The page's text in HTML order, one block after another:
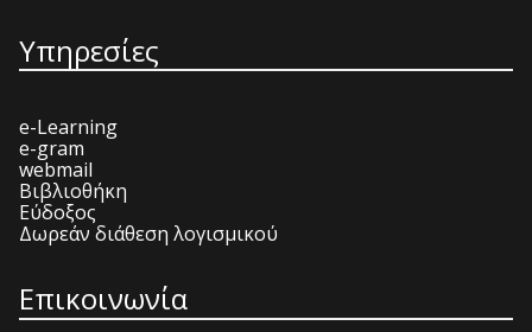
Υπηρεσίες
e-Learning
e-gram
webmail
Βιβλιοθήκη
Εύδοξος
Δωρεάν διάθεση λογισμικού
Επικοινωνία